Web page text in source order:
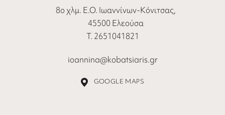
8ο χλμ. Ε.Ο. Ιωαννίνων-Κόνιτσας,
45500 Ελεούσα
Τ. 2651041821
ioannina@kobatsiaris.gr
GOOGLE MAPS